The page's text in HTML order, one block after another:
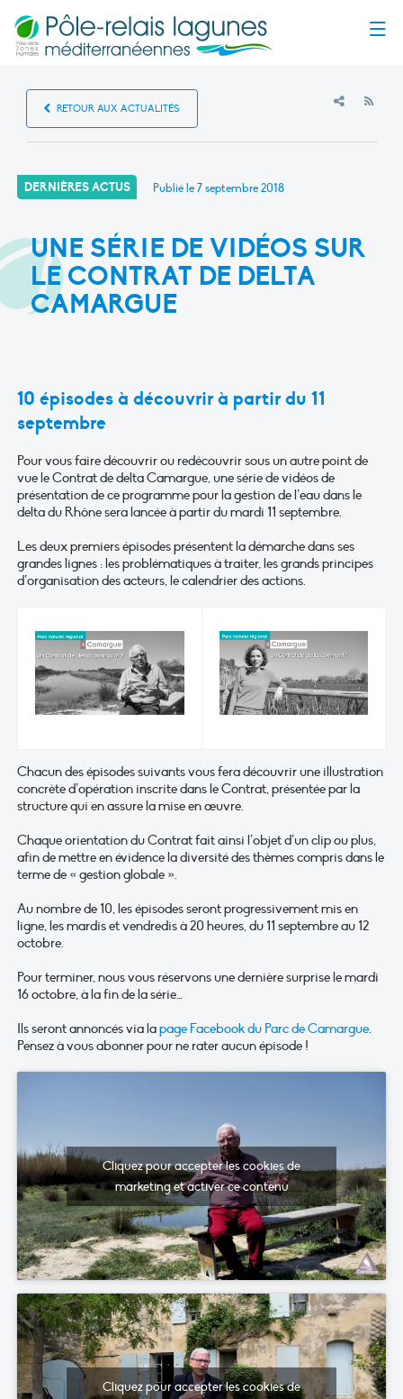
RETOUR AUX ACTUALITÉS
DERNIÈRES ACTUS Publié le7 septembre 2018
UNE SÉRIE DE VIDÉOS SUR
LE CONTRAT DE DELTA
CAMARGUE
10 épisodes à découvrir à partir du 11
septembre
Pour vous faire découvrir ou redécouvrir sous un autre point de
vue le Contrat de delta Camargue, une série de vidéos de
présentation de ce programme pour la gestion de l’eau dans le
delta du Rhône sera lancée à partir du mardi 11 septembre.
Les deux premiers épisodes présentent la démarche dans ses
grandes lignes : les problématiques à traiter, les grands principes
d’organisation des acteurs, le calendrier des actions.
Chacun des épisodes suivants vous fera découvrir une illustration
concrète d’opération inscrite dans le Contrat, présentée par la
structure qui en assure la mise en œuvre.
Chaque orientation du Contrat fait ainsi l’objet d’un clip ou plus,
afin de mettre en évidence la diversité des thèmes compris dans le
terme de « gestion globale ».
Au nombre de 10, les épisodes seront progressivement mis en
ligne, les mardis et vendredis à 20 heures, du 11 septembre au 12
octobre.
Pour terminer, nous vous réservons une dernière surprise le mardi
16 octobre, à la fin de la série…
Ils seront annoncés via lapage Facebook du Parc de Camargue.
Pensez à vous abonner pour ne rater aucun épisode !
Cliquez pour accepter les cookies de
marketing et activer ce contenu
Cliquez pour accepter les cookies de